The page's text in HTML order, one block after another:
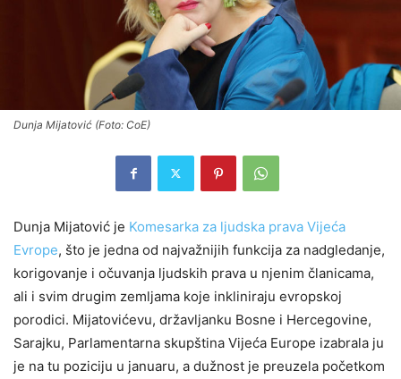
Dunja Mijatović (Foto: CoE)
Dunja Mijatović je Komesarka za ljudska prava Vijeća
Evrope, što je jedna od najvažnijih funkcija za nadgledanje,
korigovanje i očuvanja ljudskih prava u njenim članicama,
ali i svim drugim zemljama koje inkliniraju evropskoj
porodici. Mijatovićevu, državljanku Bosne i Hercegovine,
Sarajku, Parlamentarna skupština Vijeća Europe izabrala ju
je na tu poziciju u januaru, a dužnost je preuzela početkom